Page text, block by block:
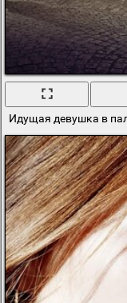
Идущая девушка в